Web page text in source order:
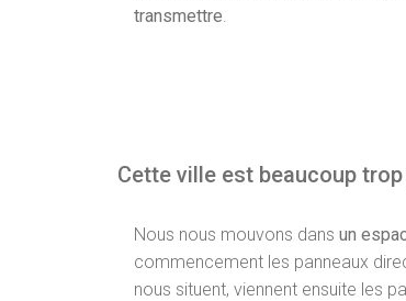
transmettre.
Cette ville est beaucoup
Nous nous mouvons dans un
commencement les panneaux
nous situent, viennent ensuite les